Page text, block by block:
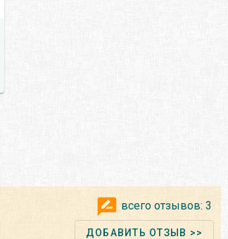
всего отзывов: 3
ДОБАВИТЬ ОТЗЫВ >>